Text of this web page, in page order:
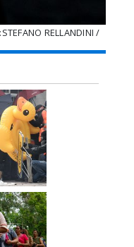
RELLANDINI /